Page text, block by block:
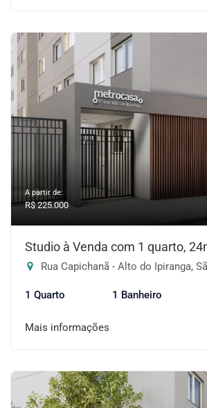
A partir de:
R$ 225.000
Studio à Venda com 1 quarto,
Rua Capichanã - Alto do Ipiranga,
1 Quarto 1 Banheiro
Mais informações